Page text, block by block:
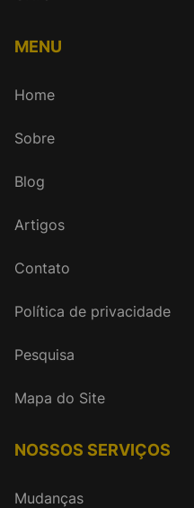
MENU
Home
Sobre
Blog
Artigos
Contato
Política de privacidade
Pesquisa
Mapa do Site
NOSSOS SERVIÇOS
Mudanças